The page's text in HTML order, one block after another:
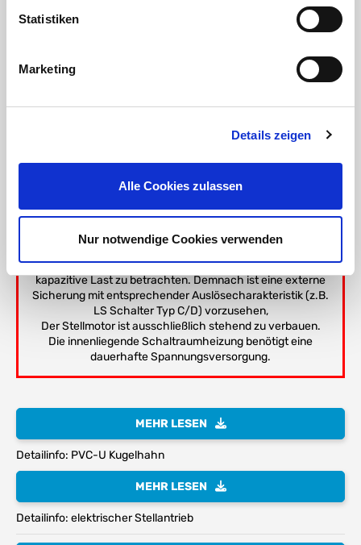
Statistiken
Marketing
Details zeigen
Alle Cookies zulassen
Nur notwendige Cookies verwenden
Wichtig:
Das Gewinde der Überwurfmutter bei jedem
Kugelhahn oder anderer Armatur ist nicht mit
Verschraubung auf den Kugelhahn vorgesehen. Dieses
von elektrisch geschultem Fachpersonal ausgeführt
werden. Es gelten die allgemeinen Elektrosicherheitsregeln
und VDE Vorschriften.
Durch das interne Schaltnetzteil ist der Antrieb als
kapazitive Last zu betrachten. Demnach ist eine externe
Sicherung mit entsprechender Auslösecharakteristik (z.B.
LS Schalter Typ C/D) vorzusehen,
Der Stellmotor ist ausschließlich stehend zu verbauen.
Die innenliegende Schaltraumheizung benötigt eine
dauerhafte Spannungsversorgung.
MEHR LESEN
Detailinfo: PVC-U Kugelhahn
MEHR LESEN
Detailinfo: elektrischer Stellantrieb